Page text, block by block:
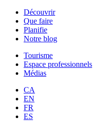
Découvrir
Que faire
Planifie
Notre blog
Tourisme
Espace professionnels
Médias
CA
EN
FR
ES